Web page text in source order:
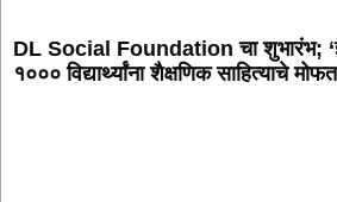
DL Social Foundation चा शुभारंभ;
१००० विद्यार्थ्यांना शैक्षणिक साहित्याचे